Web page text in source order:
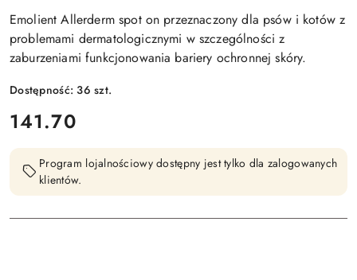
Emolient Allerderm spot on przeznaczony dla psów i kotów z
problemami dermatologicznymi w szczególności z
zaburzeniami funkcjonowania bariery ochronnej skóry.
Dostępność:36szt.
cena:
141.70
Program lojalnościowy dostępny jest tylko dla zalogowanych
klientów.